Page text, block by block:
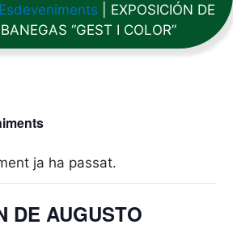
Esdeveniments
EXPOSICIÓN DE
“GEST I COLOR”
ja ha passat.
DE AUGUSTO